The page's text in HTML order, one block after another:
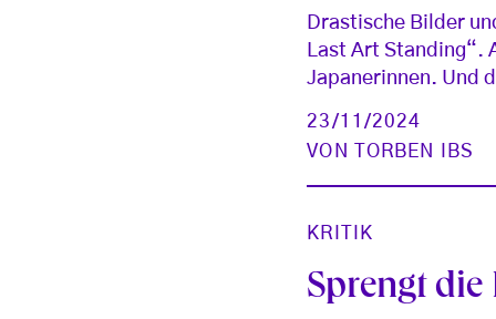
Drastische Bilder
Last Art Standing“.
Japanerinnen. Und
23/11/2024
VON
TORBEN IBS
KRITIK
Sprengt die